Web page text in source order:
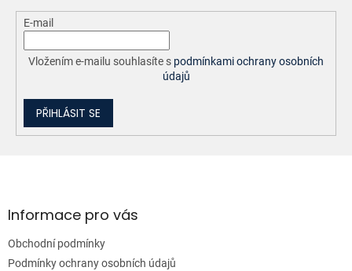
v
i
s
u
E-mail
Vložením e-mailu souhlasíte s podmínkami ochrany osobních
údajů
PŘIHLÁSIT SE
aInformace pro vás
Obchodní podmínky
Podmínky ochrany osobních údajů